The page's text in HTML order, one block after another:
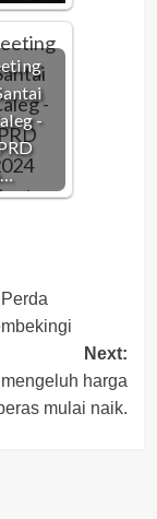
-
Next:
harga
mulai naik.